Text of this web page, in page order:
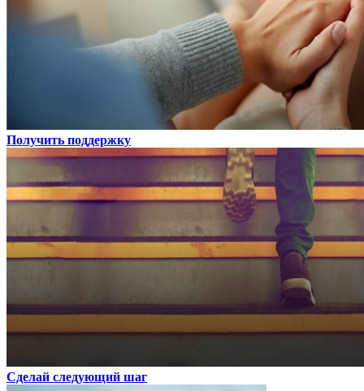
Получить поддержку
Сделай следующий шаг